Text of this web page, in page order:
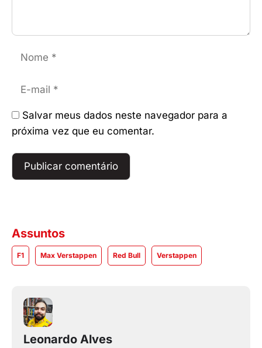
Nome
E-
mail
Salvar meus dados neste navegador para a
próxima vez que eu comentar.
Assuntos
F1 Max Verstappen Red Bull Verstappen
Leonardo Alves